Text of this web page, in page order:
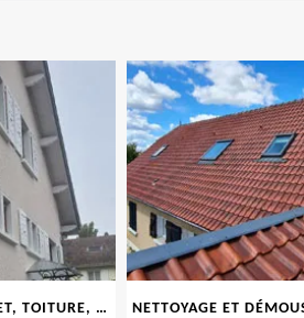
PEINTURE FAÇADE, MURET, TOITURE, BOISERIE, FERRONERIE, GOUTTIÈRE 69